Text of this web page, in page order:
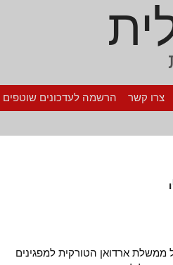
צרו קשר הרשמה לעדכונים שוטפים
ארדואן הטורקית למפגינים